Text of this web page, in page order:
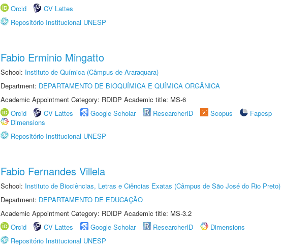
Orcid
CV Lattes
Repositório Institucional UNESP
Fabio Erminio Mingatto
School: Instituto de Química (Câmpus de Araraquara)
Department: DEPARTAMENTO DE BIOQUÍMICA E QUÍMICA ORGÂNICA
Academic Appointment Category: RDIDP Academic title: MS-6
Orcid
CV Lattes Google Scholar ResearcherID Scopus
Fapesp
Dimensions
Repositório Institucional UNESP
Fabio Fernandes Villela
School: Instituto de Biociências, Letras e Ciências Exatas (Câmpus de São José do Rio Preto)
Department: DEPARTAMENTO DE EDUCAÇÃO
Academic Appointment Category: RDIDP Academic title: MS-3.2
Orcid
CV Lattes Google Scholar ResearcherID
Dimensions
Repositório Institucional UNESP